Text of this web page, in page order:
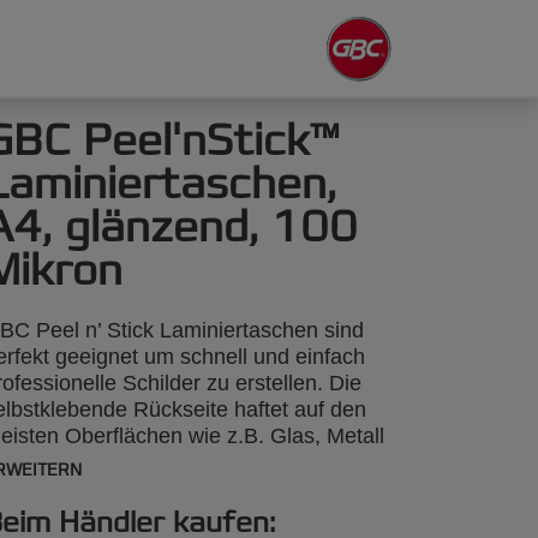
Peel'nStick™
glänzend, 100
Peel n’ Stick Laminiertaschen sind
geeignet um schnell und einfach
Schilder zu erstellen. Die
Rückseite haftet auf den
Oberflächen wie z.B. Glas, Metall
Karton. Einfach die Folie vom
100 Mikron, glänzend, A4-Format,
Händler kaufen: